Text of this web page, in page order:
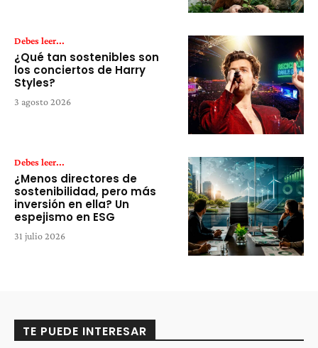
Debes leer...
¿Qué tan sostenibles son
los conciertos de Harry
Styles?
3 agosto 2026
Debes leer...
¿Menos directores de
sostenibilidad, pero más
inversión en ella? Un
espejismo en ESG
31 julio 2026
TE PUEDE INTERESAR